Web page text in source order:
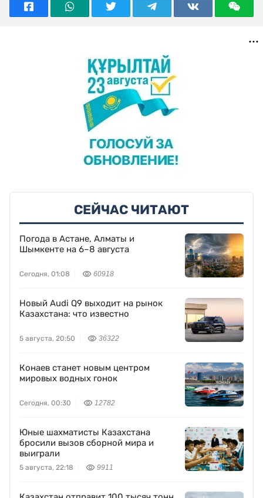
СЕЙЧАС ЧИТАЮТ
Погода в Астане, Алматы и
Шымкенте на 6–8 августа
Сегодня, 01:08 60918
Новый Audi Q9 выходит на рынок
Казахстана: что известно
5 августа, 20:50 36322
Конаев станет новым центром
мировых водных гонок
Сегодня, 00:30 12782
Юные шахматисты Казахстана
бросили вызов сборной мира и
выиграли
5 августа, 22:18 9911